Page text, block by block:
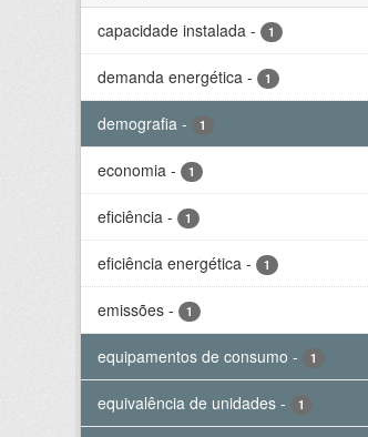
capacidade instalada - 1
demanda energética - 1
demografia - 1
economia - 1
eficiência - 1
eficiência energética - 1
emissões - 1
equipamentos de consumo - 1
equivalência de unidades - 1